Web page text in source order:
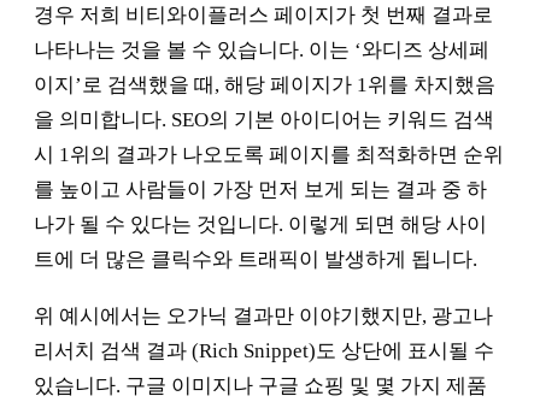
경우 저희 비티와이플러스 페이지가 첫 번째 결과로
나타나는 것을 볼 수 있습니다. 이는 ‘와디즈 상세페
이지’로 검색했을 때, 해당 페이지가 1위를 차지했음
을 의미합니다. SEO의 기본 아이디어는 키워드 검색
시 1위의 결과가 나오도록 페이지를 최적화하면 순위
를 높이고 사람들이 가장 먼저 보게 되는 결과 중 하
나가 될 수 있다는 것입니다. 이렇게 되면 해당 사이
트에 더 많은 클릭수와 트래픽이 발생하게 됩니다.
위 예시에서는 오가닉 결과만 이야기했지만, 광고나
리서치 검색 결과 (Rich Snippet)도 상단에 표시될 수
있습니다. 구글 이미지나 구글 쇼핑 및 몇 가지 제품